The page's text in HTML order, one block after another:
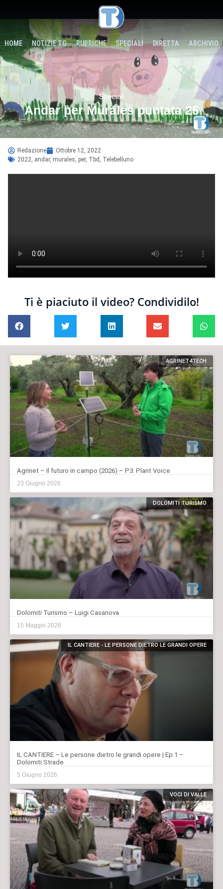
HOME NOTIZIE TG RUBRICHE SPECIALI DIRETTA ARCHIVIO
Speciali
Andar per Murales puntata 25
Redazione
Ottobre 12, 2022
2022 andar, murales per, Tbd Telebelluno
Ti è piaciuto il video? Condividilo!
AGRINET4TECH
Agrinet – Il futuro in campo (2026) – P3: Plant Voice
23 Giugno 2026
DOLOMITI TURISMO
Dolomiti Turismo – Luigi Casanova
15 Maggio 2026
IL CANTIERE - LE PERSONE DIETRO LE GRANDI OPERE
IL CANTIERE – Le persone dietro le grandi opere | Ep.1 –
Dolomiti Strade
5 Giugno 2026
VOCI DI VALLE